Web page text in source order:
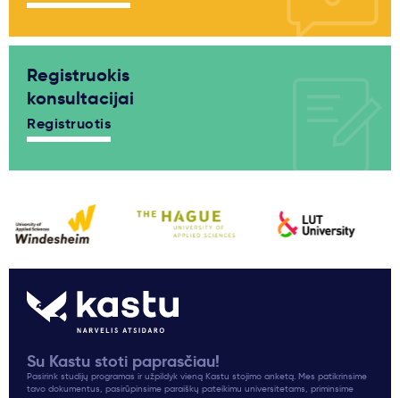
Registruokis
konsultacijai
Registruotis
Su Kastu stoti paprasčiau!
Pasirink studijų programas ir užpildyk vieną Kastu stojimo anketą. Mes patikrinsime
tavo dokumentus, pasirūpinsime paraiškų pateikimu universitetams, priminsime